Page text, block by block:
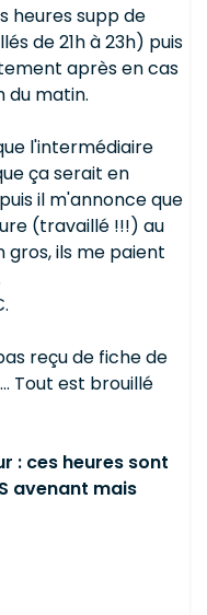
heures supp de
de 21h à 23h) puis
après en cas
du matin.
l'intermédiaire
ça serait en
il m'annonce que
(travaillé !!!) au
gros, ils me paient
reçu de fiche de
Tout est brouillé
: ces heures sont
avenant mais